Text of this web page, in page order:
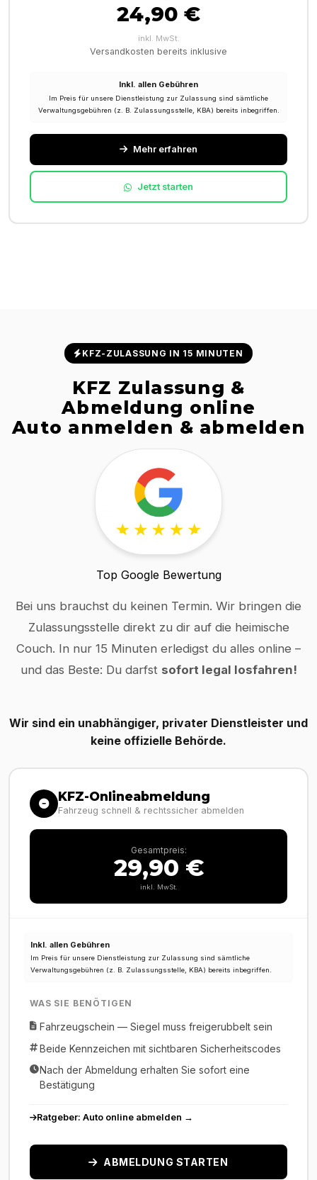
24,90 €
inkl. MwSt.
Versandkosten bereits inklusive
Inkl. allen Gebühren
Im Preis für unsere Dienstleistung zur Zulassung sind sämtliche
Verwaltungsgebühren (z. B. Zulassungsstelle, KBA) bereits inbegriffen.
Mehr erfahren
Jetzt starten
KFZ-ZULASSUNG IN 15 MINUTEN
KFZ Zulassung &
Abmeldung online
Auto anmelden & abmelden
Top Google Bewertung
Bei uns brauchst du keinen Termin. Wir bringen die
Zulassungsstelle direkt zu dir auf die heimische
Couch. In nur 15 Minuten erledigst du alles online –
und das Beste: Du darfst sofort legal losfahren!
Wir sind ein unabhängiger, privater Dienstleister und
keine offizielle Behörde.
KFZ-Onlineabmeldung
Fahrzeug schnell & rechtssicher abmelden
Gesamtpreis:
29,90 €
inkl. MwSt.
Inkl. allen Gebühren
Im Preis für unsere Dienstleistung zur Zulassung sind sämtliche
Verwaltungsgebühren (z. B. Zulassungsstelle, KBA) bereits inbegriffen.
WAS SIE BENÖTIGEN
Fahrzeugschein — Siegel muss freigerubbelt sein
Beide Kennzeichen mit sichtbaren Sicherheitscodes
Nach der Abmeldung erhalten Sie sofort eine
Bestätigung
Ratgeber: Auto online abmelden →
ABMELDUNG STARTEN